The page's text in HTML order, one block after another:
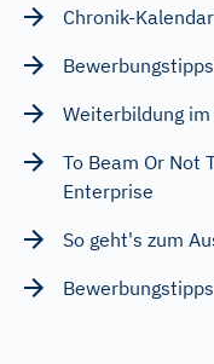
Chronik-
Weiterbildung
To Beam Or Not
Enterprise
So geht's zum